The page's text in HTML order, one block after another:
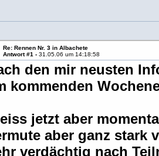
Re: Rennen Nr. 3 in Albachete
Antwort #1 -31.05.06 um 14:18:58
den mir neusten
kommenden
jetzt aber
aber ganz stark
verdächtig nach